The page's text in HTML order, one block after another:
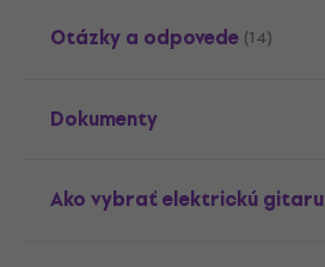
Otázky a odpovede (14)
Dokumenty
Ako vybrať elektrickú gitaru